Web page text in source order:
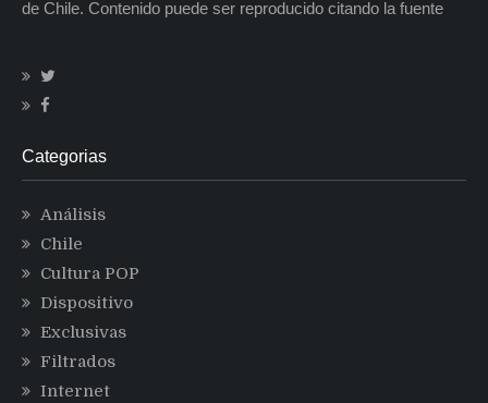
de Chile. Contenido puede ser reproducido citando la fuente
Categorias
Análisis
Chile
Cultura POP
Dispositivo
Exclusivas
Filtrados
Internet